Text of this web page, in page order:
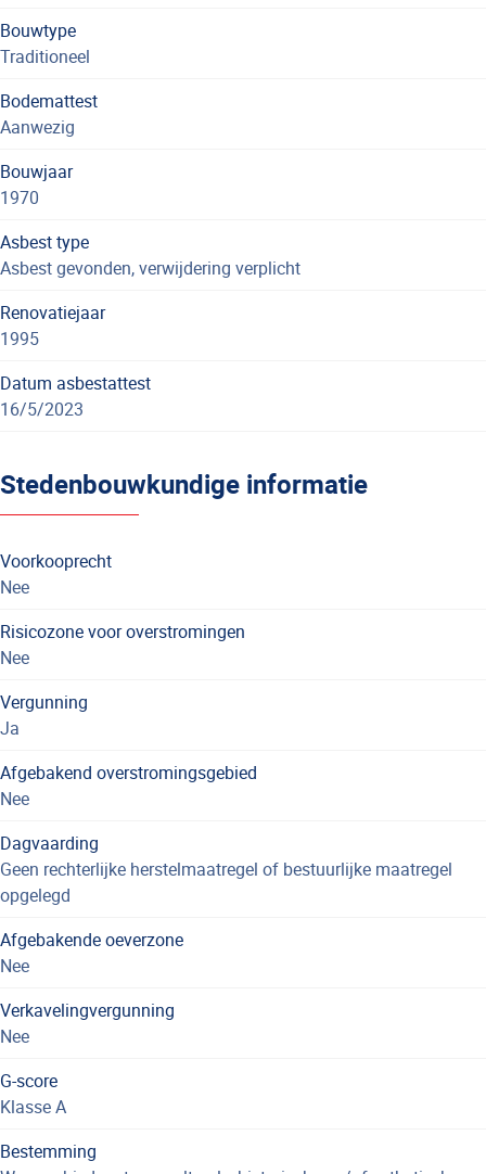
Bouwtype
Traditioneel
Bodemattest
Aanwezig
Bouwjaar
1970
Asbest type
Asbest gevonden, verwijdering verplicht
Renovatiejaar
1995
Datum asbestattest
16/5/2023
Stedenbouwkundige informatie
Voorkooprecht
Nee
Risicozone voor overstromingen
Nee
Vergunning
Ja
Afgebakend overstromingsgebied
Nee
Dagvaarding
Geen rechterlijke herstelmaatregel of bestuurlijke maatregel
opgelegd
Afgebakende oeverzone
Nee
Verkavelingvergunning
Nee
G-score
Klasse A
Bestemming